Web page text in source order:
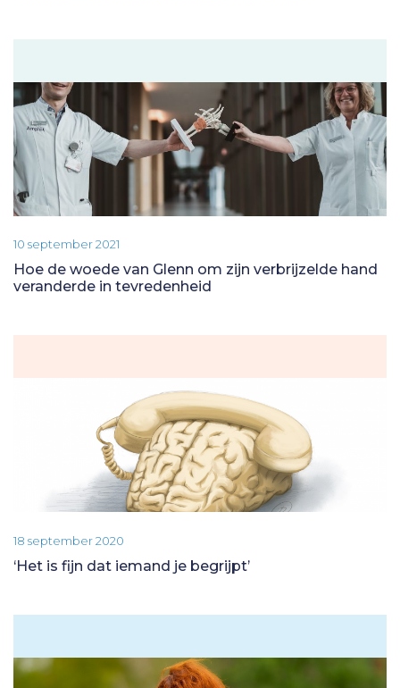
10 september 2021
Hoe de woede van Glenn om zijn verbrijzelde hand
veranderde in tevredenheid
18 september 2020
‘Het is fijn dat iemand je begrijpt’